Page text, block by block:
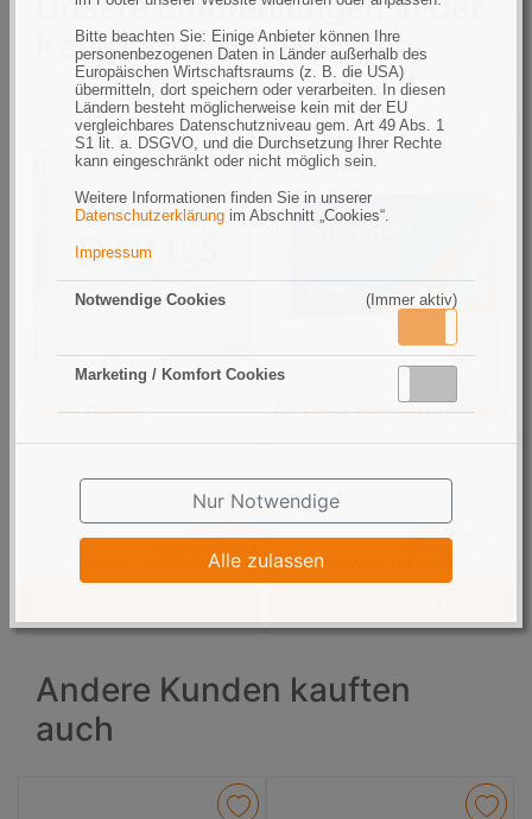
Bitte beachten Sie: Einige Anbieter können Ihre
personenbezogenen Daten in Länder außerhalb des
Europäischen Wirtschaftsraums (z. B. die USA)
übermitteln, dort speichern oder verarbeiten. In diesen
Ländern besteht möglicherweise kein mit der EU
vergleichbares Datenschutzniveau gem. Art 49 Abs. 1
S1 lit. a. DSGVO, und die Durchsetzung Ihrer Rechte
kann eingeschränkt oder nicht möglich sein.
Weitere Informationen finden Sie in unserer
Datenschutzerklärung im Abschnitt „Cookies“.
Impressum
Notwendige Cookies (Immer aktiv)
Marketing / Komfort Cookies
Nur Notwendige
Alle zulassen
Kategorie Kontaktlinsen
Focus Dailies
53,90 €
Versandkosten
Air Optix Night&Day Aqua
ab 51,40 €
inkl. MwSt., zzgl.
Andere Kunden kauften
auch